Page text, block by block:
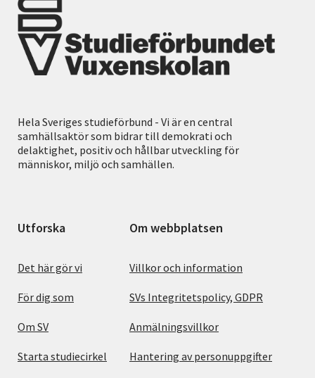
Hela Sveriges studieförbund - Vi är en central
samhällsaktör som bidrar till demokrati och
delaktighet, positiv och hållbar utveckling för
människor, miljö och samhällen.
Utforska
Det här gör vi
För dig som
Om SV
Starta studiecirkel
Om webbplatsen
Villkor och information
SVs Integritetspolicy, GDPR
Anmälningsvillkor
Hantering av personuppgifter